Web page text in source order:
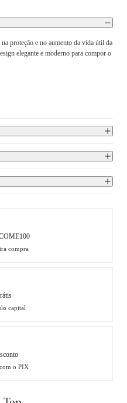
proteção e no aumento da vida útil da
elegante e moderno para compor o
compra
capital
o PIX